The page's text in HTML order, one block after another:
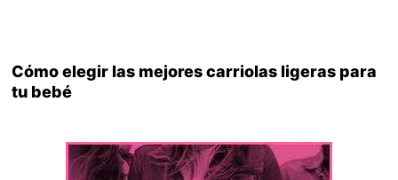
Cómo elegir las mejores carriolas ligeras para
tu bebé